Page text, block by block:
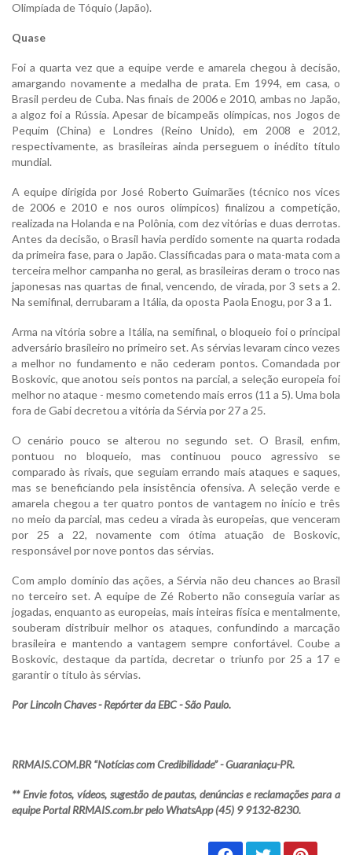
Olimpíada de Tóquio (Japão).
Quase
Foi a quarta vez que a equipe verde e amarela chegou à decisão,
amargando novamente a medalha de prata. Em 1994, em casa, o
Brasil perdeu de Cuba. Nas finais de 2006 e 2010, ambas no Japão,
a algoz foi a Rússia. Apesar de bicampeãs olímpicas, nos Jogos de
Pequim (China) e Londres (Reino Unido), em 2008 e 2012,
respectivamente, as brasileiras ainda perseguem o inédito título
mundial.
A equipe dirigida por José Roberto Guimarães (técnico nos vices
de 2006 e 2010 e nos ouros olímpicos) finalizou a competição,
realizada na Holanda e na Polônia, com dez vitórias e duas derrotas.
Antes da decisão, o Brasil havia perdido somente na quarta rodada
da primeira fase, para o Japão. Classificadas para o mata-mata com a
terceira melhor campanha no geral, as brasileiras deram o troco nas
japonesas nas quartas de final, vencendo, de virada, por 3 sets a 2.
Na semifinal, derrubaram a Itália, da oposta Paola Enogu, por 3 a 1.
Arma na vitória sobre a Itália, na semifinal, o bloqueio foi o principal
adversário brasileiro no primeiro set. As sérvias levaram cinco vezes
a melhor no fundamento e não cederam pontos. Comandada por
Boskovic, que anotou seis pontos na parcial, a seleção europeia foi
melhor no ataque - mesmo cometendo mais erros (11 a 5). Uma bola
fora de Gabi decretou a vitória da Sérvia por 27 a 25.
O cenário pouco se alterou no segundo set. O Brasil, enfim,
pontuou no bloqueio, mas continuou pouco agressivo se
comparado às rivais, que seguiam errando mais ataques e saques,
mas se beneficiando pela insistência ofensiva. A seleção verde e
amarela chegou a ter quatro pontos de vantagem no início e três
no meio da parcial, mas cedeu a virada às europeias, que venceram
por 25 a 22, novamente com ótima atuação de Boskovic,
responsável por nove pontos das sérvias.
Com amplo domínio das ações, a Sérvia não deu chances ao Brasil
no terceiro set. A equipe de Zé Roberto não conseguia variar as
jogadas, enquanto as europeias, mais inteiras física e mentalmente,
souberam distribuir melhor os ataques, confundindo a marcação
brasileira e mantendo a vantagem sempre confortável. Coube a
Boskovic, destaque da partida, decretar o triunfo por 25 a 17 e
garantir o título às sérvias.
Por Lincoln Chaves - Repórter da EBC - São Paulo.
RRMAIS.COM.BR “Notícias com Credibilidade” - Guaraniaçu-PR.
** Envie fotos, vídeos, sugestão de pautas, denúncias e reclamações para a
equipe Portal RRMAIS.com.br pelo WhatsApp (45) 9 9132-8230.